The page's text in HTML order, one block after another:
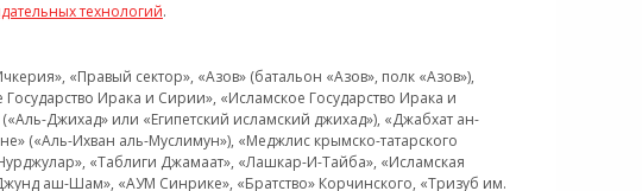
технологий.
«Правый сектор», «Азов» (батальон «Азов», полк «Азов»),
Ирака и Сирии», «Исламское Государство Ирака и
Джихад» или «Египетский исламский джихад»), «Джабхат ан-
(«Аль-Ихван аль-Муслимун»), «Меджлис крымско-татарского
«Таблиги Джамаат», «Лашкар-И-Тайба», «Исламская
аш-Шам», «АУМ Синрике», «Братство» Корчинского, «Тризуб им.